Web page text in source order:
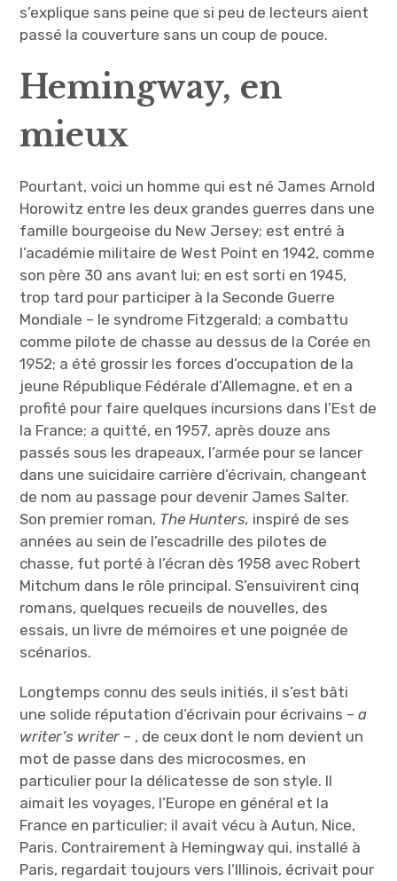
s’explique sans peine que si peu de lecteurs aient
passé la couverture sans un coup de pouce.
Hemingway, en
mieux
Pourtant, voici un homme qui est né James Arnold
Horowitz entre les deux grandes guerres dans une
famille bourgeoise du New Jersey; est entré à
l’académie militaire de West Point en 1942, comme
son père 30 ans avant lui; en est sorti en 1945,
trop tard pour participer à la Seconde Guerre
Mondiale – le syndrome Fitzgerald; a combattu
comme pilote de chasse au dessus de la Corée en
1952; a été grossir les forces d’occupation de la
jeune République Fédérale d’Allemagne, et en a
profité pour faire quelques incursions dans l’Est de
la France; a quitté, en 1957, après douze ans
passés sous les drapeaux, l’armée pour se lancer
dans une suicidaire carrière d’écrivain, changeant
de nom au passage pour devenir James Salter.
Son premier roman, The Hunters, inspiré de ses
années au sein de l’escadrille des pilotes de
chasse, fut porté à l’écran dès 1958 avec Robert
Mitchum dans le rôle principal. S’ensuivirent cinq
romans, quelques recueils de nouvelles, des
essais, un livre de mémoires et une poignée de
scénarios.
Longtemps connu des seuls initiés, il s’est bâti
une solide réputation d’écrivain pour écrivains –a
writer’s writer – , de ceux dont le nom devient un
mot de passe dans des microcosmes, en
particulier pour la délicatesse de son style. Il
aimait les voyages, l’Europe en général et la
France en particulier; il avait vécu à Autun, Nice,
Paris. Contrairement à Hemingway qui, installé à
Paris, regardait toujours vers l’Illinois, écrivait pour